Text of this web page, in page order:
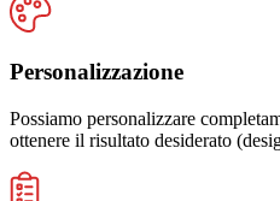
Personalizzazione
Possiamo personalizzare
ottenere il risultato desiderato